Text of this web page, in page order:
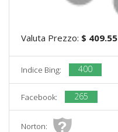
Valuta Prezzo: $ 409.55
Indice Bing: 400
Facebook: 265
Norton: